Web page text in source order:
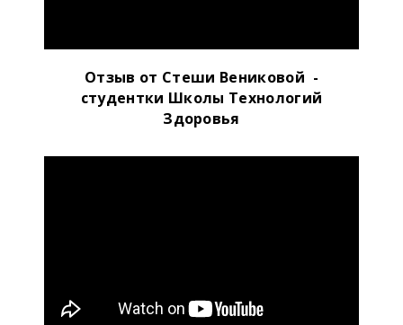
Отзыв от Стеши Вениковой -
студентки Школы Технологий
Здоровья